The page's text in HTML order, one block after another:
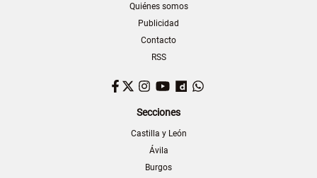
Quiénes somos
Publicidad
Contacto
RSS
Facebook
TwitterInstagram
YouTubeDailymotion
Secciones
Castilla y León
Ávila
Burgos